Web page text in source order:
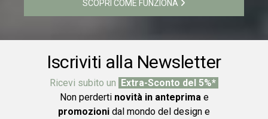
SCOPRI COME FUNZIONA
Iscriviti alla Newsletter
Ricevi subito un Extra-Sconto del 5%*
Non perderti novità in anteprima e
promozioni dal mondo del design e